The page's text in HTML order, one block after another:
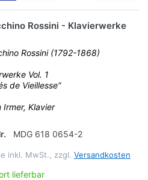
Rossini - Klavierwerke
Rossini (1792-1868)
Vol. 1
de Vieillesse“
Irmer, Klavier
MDG 618 0654-2
inkl. MwSt., zzgl. Versandkosten
lieferbar